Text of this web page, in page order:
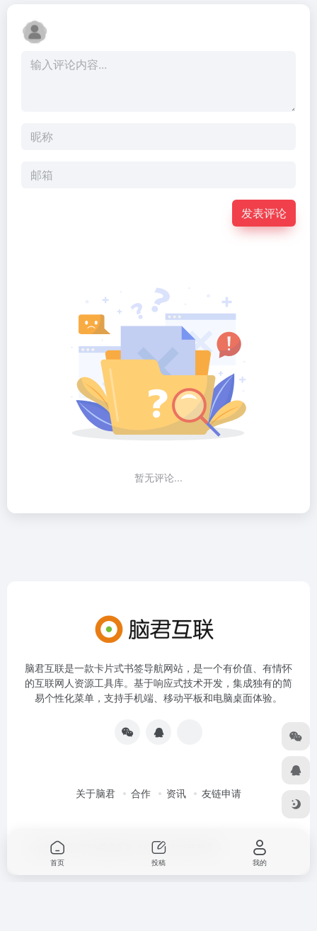
发表评论
暂无评论...
脑君互联是一款卡片式书签导航网站，是一个有价值、有情怀
的互联网人资源工具库。基于响应式技术开发，集成独有的简
易个性化菜单，支持手机端、移动平板和电脑桌面体验。
关于脑君 合作 资讯 友链申请
Copyright © 2026 京ICP备19022836号-4
首页 投稿 我的